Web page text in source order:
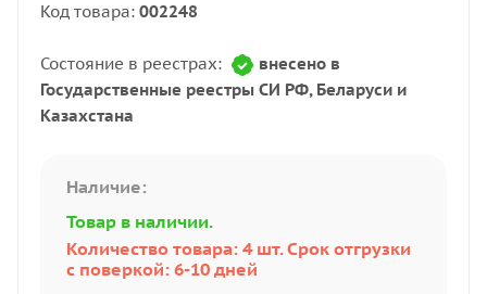
Код товара: 002248
Состояние в реестрах:
внесено в
Государственные реестры СИ РФ, Беларуси и
Казахстана
Наличие:
Товар в наличии.
Количество товара: 4 шт. Срок отгрузки
с поверкой: 6-10 дней